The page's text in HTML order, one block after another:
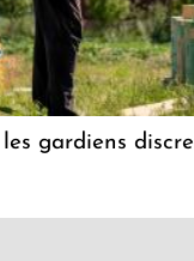
les gardiens